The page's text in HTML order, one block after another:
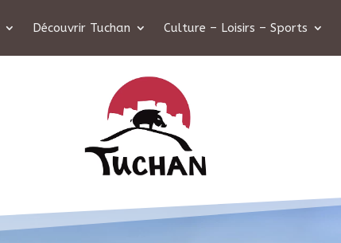
Découvrir Tuchan Culture – Loisirs – Sports